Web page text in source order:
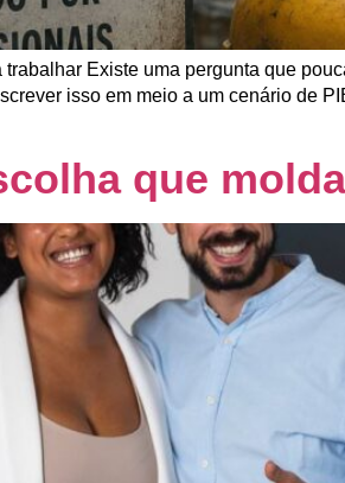
Existe uma pergunta que
isso em meio a um cenário de
que